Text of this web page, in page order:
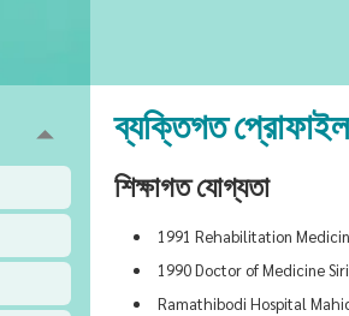
ব্যক্তিগত প্রোফাইল
শিক্ষাগত যোগ্যতা
1991 Rehabilitation
1990 Doctor of Medicine
Ramathibodi Hospital